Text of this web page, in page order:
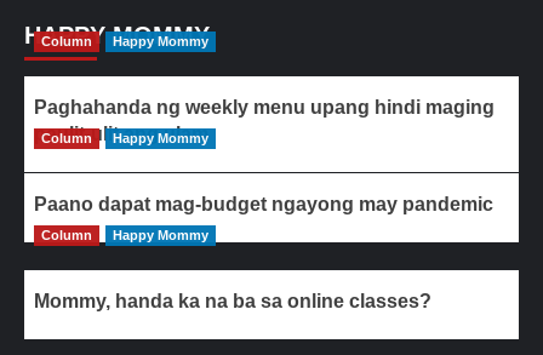
HAPPY MOMMY
Column Happy Mommy
Paghahanda ng weekly menu upang hindi maging
paulit-ulit ang ulam
Column Happy Mommy
Paano dapat mag-budget ngayong may pandemic
Column Happy Mommy
Mommy, handa ka na ba sa online classes?